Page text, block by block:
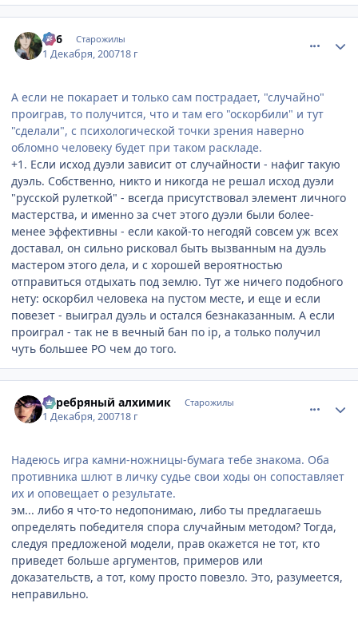
3d6 Старожилы
1 Декабря, 200718 г
А если не покарает и только сам пострадает, "случайно"
проиграв, то получится, что и там его "оскорбили" и тут
"сделали", с психологической точки зрения наверно
обломно человеку будет при таком раскладе.
+1. Если исход дуэли зависит от случайности - нафиг такую
дуэль. Собственно, никто и никогда не решал исход дуэли
"русской рулеткой" - всегда присутствовал элемент личного
мастерства, и именно за счет этого дуэли были более-
менее эффективны - если какой-то негодяй совсем уж всех
доставал, он сильно рисковал быть вызванным на дуэль
мастером этого дела, и с хорошей вероятностью
отправиться отдыхать под землю. Тут же ничего подобного
нету: оскорбил человека на пустом месте, и еще и если
повезет - выиграл дуэль и остался безнаказанным. А если
проиграл - так не в вечный бан по ip, а только получил
чуть большее РО чем до того.
Серебряный алхимик Старожилы
1 Декабря, 200718 г
Надеюсь игра камни-ножницы-бумага тебе знакома. Оба
противника шлют в личку судье свои ходы он сопоставляет
их и оповещает о результате.
эм... либо я что-то недопонимаю, либо ты предлагаешь
определять победителя спора случайным методом? Тогда,
следуя предложеной модели, прав окажется не тот, кто
приведет больше аргументов, примеров или
доказательств, а тот, кому просто повезло. Это, разумеется,
неправильно.